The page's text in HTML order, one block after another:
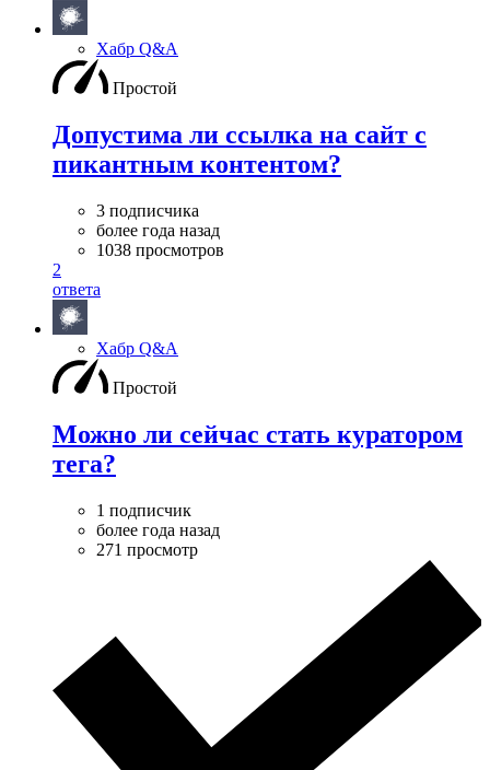
Хабр Q&A
Простой
Допустима ли ссылка на сайт с
пикантным контентом?
3 подписчика
более года назад
1038 просмотров
2
ответа
Хабр Q&A
Простой
Можно ли сейчас стать куратором
тега?
1 подписчик
более года назад
271 просмотр